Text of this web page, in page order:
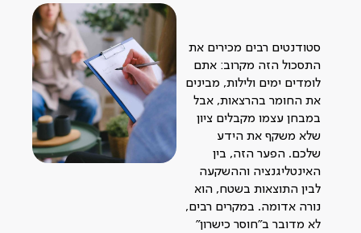
סטודנטים רבים מכירים את
התסכול הזה מקרוב: אתם
לומדים ימים ולילות, מבינים
את החומר בהרצאות, אבל
במבחן עצמו מקבלים ציון
שלא משקף את הידע
שלכם. הפער הזה, בין
האינטליגנציה וההשקעה
לבין התוצאות בשטח, הוא
נורה אדומה. במקרים רבים,
לא מדובר ב"חוסר כישרון"